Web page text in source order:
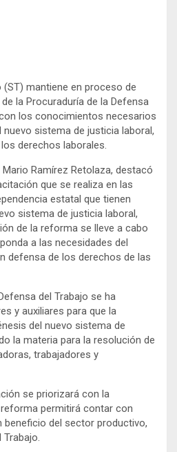
(ST) mantiene en proceso de
la Procuraduría de la Defensa
los conocimientos necesarios
sistema de justicia laboral,
derechos laborales.
Ramírez Retolaza, destacó
que se realiza en las
estatal que tienen
sistema de justicia laboral,
de la reforma se lleve a cabo
a las necesidades del
defensa de los derechos de las
del Trabajo se ha
y auxiliares para que la
del nuevo sistema de
la materia para la resolución de
trabajadores y
se priorizará con la
permitirá contar con
del sector productivo,